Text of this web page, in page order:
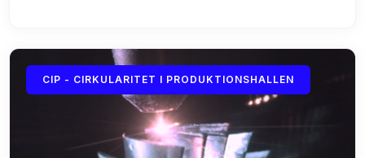
CIP - CIRKULARITET I PRODUKTIONSHALLEN